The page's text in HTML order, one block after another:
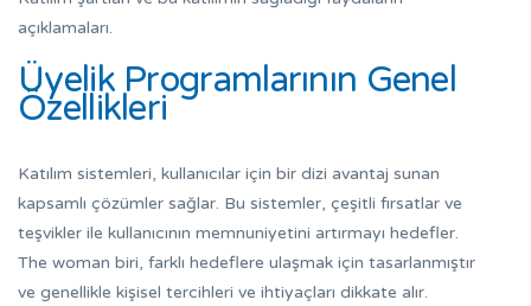
açıklamaları.
Üyelik Programlarının Genel
Özellikleri
Katılım sistemleri, kullanıcılar için bir dizi avantaj sunan
kapsamlı çözümler sağlar. Bu sistemler, çeşitli fırsatlar ve
teşvikler ile kullanıcının memnuniyetini artırmayı hedefler.
The woman biri, farklı hedeflere ulaşmak için tasarlanmıştır
ve genellikle kişisel tercihleri ve ihtiyaçları dikkate alır.